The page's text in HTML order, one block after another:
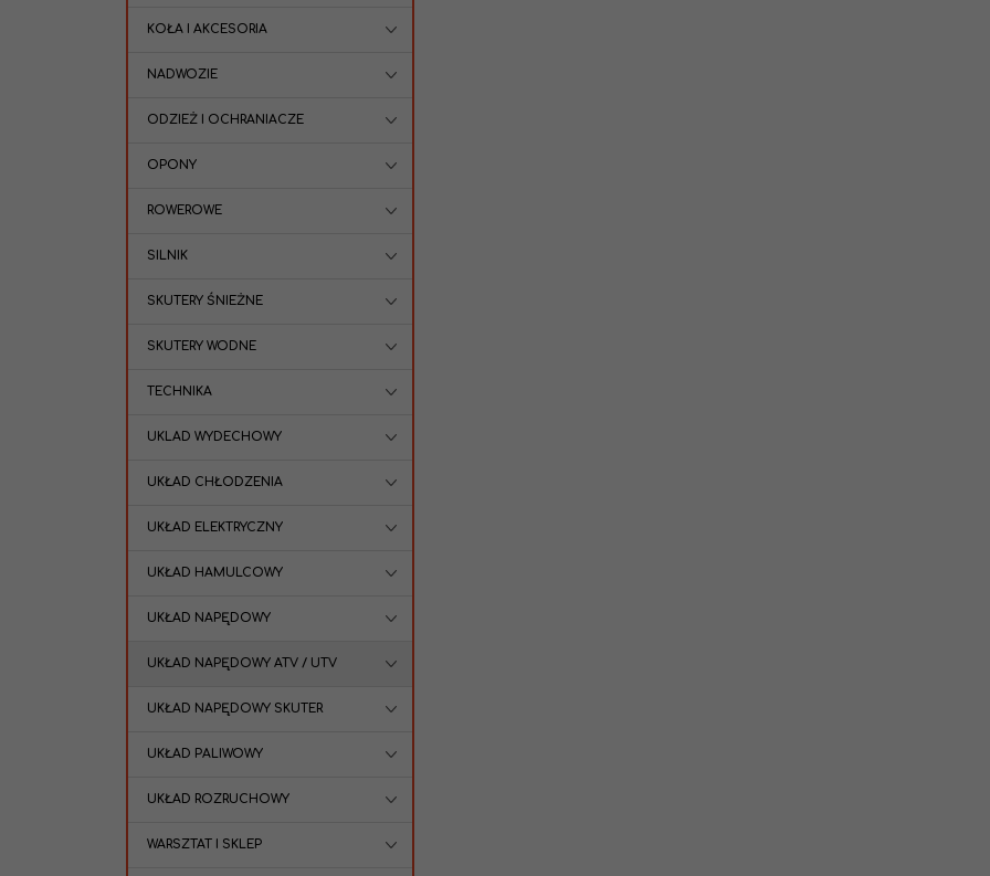
KOŁA I AKCESORIA
NADWOZIE
ODZIEŻ I OCHRANIACZE
OPONY
ROWEROWE
SILNIK
SKUTERY ŚNIEŻNE
SKUTERY WODNE
TECHNIKA
UKLAD WYDECHOWY
UKŁAD CHŁODZENIA
UKŁAD ELEKTRYCZNY
UKŁAD HAMULCOWY
UKŁAD NAPĘDOWY
UKŁAD NAPĘDOWY ATV / UTV
UKŁAD NAPĘDOWY SKUTER
UKŁAD PALIWOWY
UKŁAD ROZRUCHOWY
WARSZTAT I SKLEP